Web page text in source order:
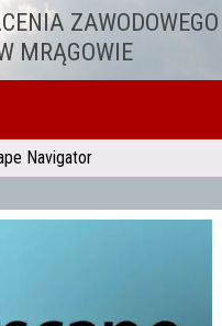
ZAWODOWEGO
MRĄGOWIE
Navigator